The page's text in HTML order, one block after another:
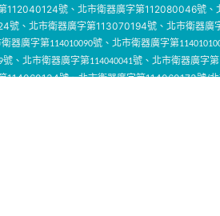
112040124號、北市衛器廣字第112080046號、
號、北市衛器廣字第113070194號、北市衛器廣
器廣字第114010090號、北市衛器廣字第
、北市衛器廣字第114040041號、北市衛器廣字第
114060134號、北市衛器廣字第114060173號/